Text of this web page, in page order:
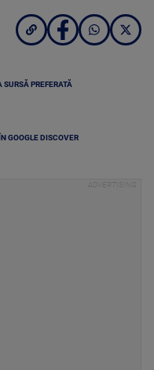
PREFERATĂ
GOOGLE DISCOVER